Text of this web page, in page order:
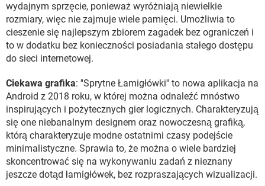
wydajnym sprzęcie, ponieważ wyróżniają niewielkie
rozmiary, więc nie zajmuje wiele pamięci. Umożliwia to
cieszenie się najlepszym zbiorem zagadek bez ograniczeń i
to w dodatku bez konieczności posiadania stałego dostępu
do sieci internetowej.
Ciekawa grafika: ''Sprytne Łamigłówki'' to nowa aplikacja na
Android z 2018 roku, w której można odnaleźć mnóstwo
inspirujących i pożytecznych gier logicznych. Charakteryzują
się one niebanalnym designem oraz nowoczesną grafiką,
którą charakteryzuje modne ostatnimi czasy podejście
minimalistyczne. Sprawia to, że można o wiele bardziej
skoncentrować się na wykonywaniu zadań z nieznany
jeszcze dotąd łamigłówek, bez rozpraszających wizualizacji.